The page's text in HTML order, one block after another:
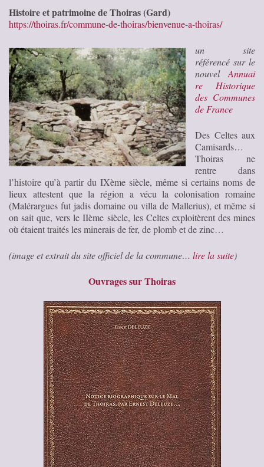
Histoire et patrimoine de Thoiras (Gard)
https://thoiras.fr/commune-de-thoiras/bienvenue-a-thoiras/
un site
référencé sur le
nouvel Annuai
re Historique
des Communes
de France
Des Celtes aux
Camisards…
Thoiras ne
rentre dans
l’histoire qu’à partir du IXème siècle, même si certains noms de
lieux attestent que la région a vécu la colonisation romaine
(Malérargues fut jadis domaine ou villa de Mallerius), et même si
on sait que, vers le IIème siècle, les Celtes exploitèrent des mines
où étaient traités les minerais de fer, de plomb et de zinc…
(image et extrait du site officiel de la commune… lire la suite)
Ouvrages sur Thoiras